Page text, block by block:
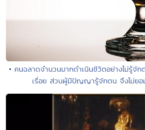
• คนฉลาดจำนวนมากดำเนินชีวิตอย่างไม่รู้จั
เรื่อย ส่วนผู้มีปัญญารู้จักตน จึงไม่ยอ